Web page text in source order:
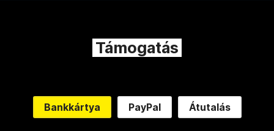
Támogatás
Bankkártya PayPal Átutalás